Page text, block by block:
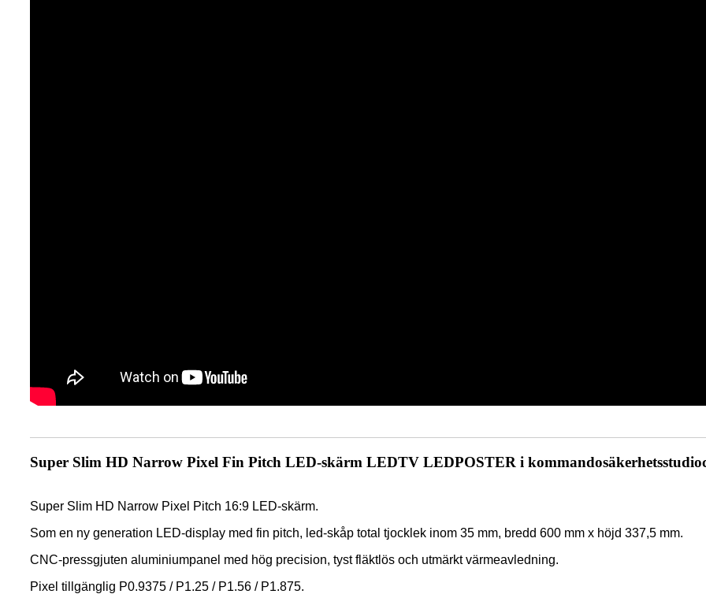
Super Slim HD Narrow Pixel Fin Pitch LED-skärm LEDTV LEDPOSTER i
Super Slim HD Narrow Pixel Pitch 16:9 LED-skärm.
Som en ny generation LED-display med fin pitch, led-skåp total tjocklek inom 35 mm, bredd 600 mm x höjd 337,5 mm.
CNC-pressgjuten aluminiumpanel med hög precision, tyst fläktlös och utmärkt värmeavledning.
Pixel tillgänglig P0.9375 / P1.25 / P1.56 / P1.875.